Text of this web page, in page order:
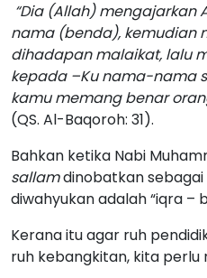
“Dia (Allah)
nama (benda), kemudian
dihadapan malaikat, lalu
kepada –Ku nama-nama
kamu memang benar
(QS. Al-Baqoroh: 31).
Bahkan ketika Nabi
sallamdinobatkan sebagai
diwahyukan adalah “iqra –
Kerana itu agar ruh
ruh kebangkitan, kita